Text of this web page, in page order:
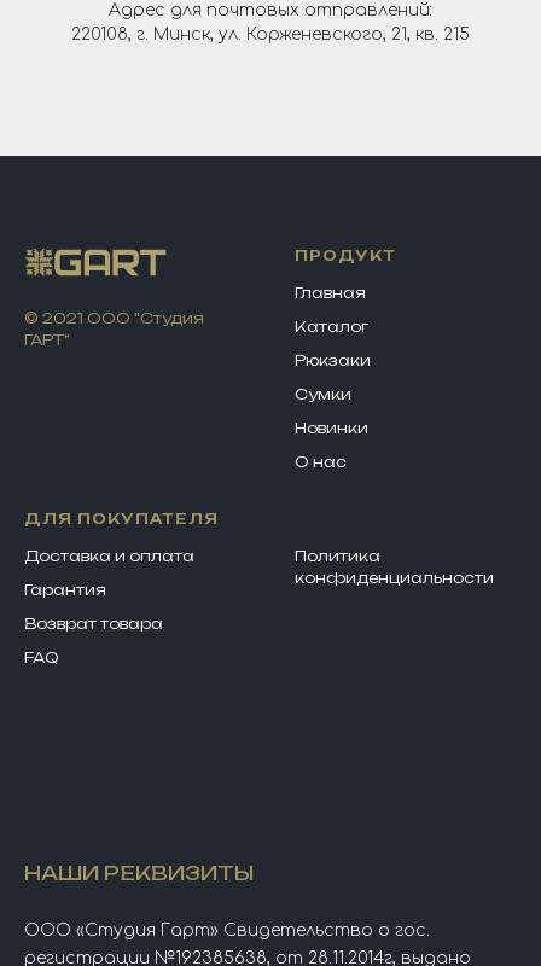
Адрес для почтовых отправлений:
220108, г. Минск, ул. Корженевского, 21, кв. 215
© 2021 ООО "Студия
ГАРТ"
ПРОДУКТ
Главная
Каталог
Рюкзаки
Сумки
Новинки
О нас
ДЛЯ ПОКУПАТЕЛЯ
Доставка и оплата
Гарантия
Возврат товара
FAQ
Политика
конфиденциальности
НАШИ РЕКВИЗИТЫ
ООО «Студия Гарт» Свидетельство о гос.
регистрации №192385638, от 28.11.2014г, выдано